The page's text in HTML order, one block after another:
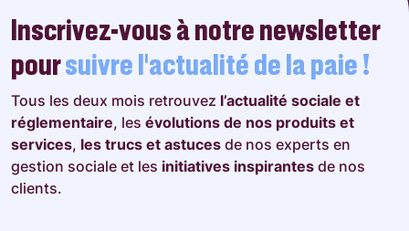
Inscrivez-vous à notre newsletter
poursuivre l’actualité de la paie !
Tous les deux mois retrouvez l’actualité sociale et
réglementaire, les évolutions de nos produits et
services, les trucs et astuces de nos experts en
gestion sociale et les initiatives inspirantes de nos
clients.